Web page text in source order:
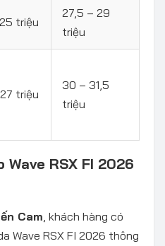
triệu
27,5 – 29
triệu
triệu
30 – 31,5
triệu
RSX FI 2026
Cam , khách hàng có
Wave RSX FI 2026 thông